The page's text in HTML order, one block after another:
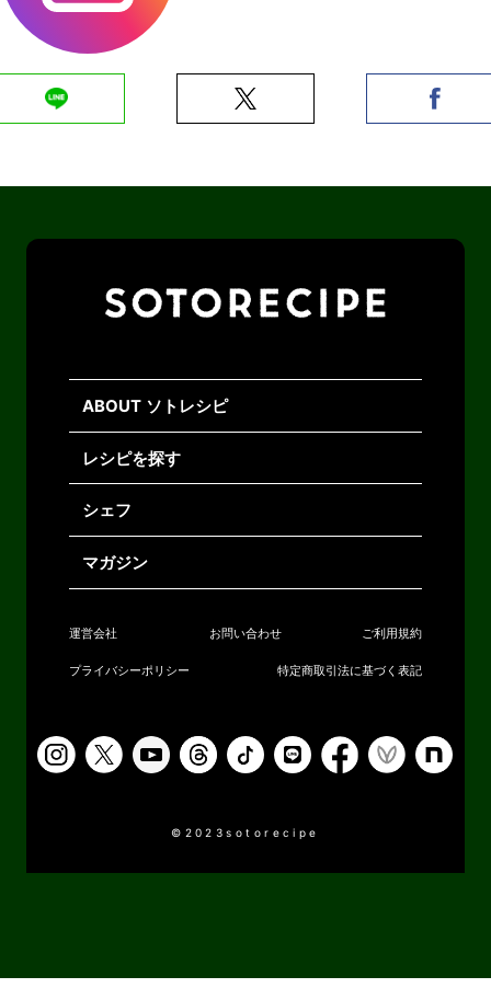
ABOUT ソトレシピ
レシピを探す
シェフ
マガジン
運営会社 お問い合わせ ご利用規約
プライバシーポリシー 特定商取引法に基づく表記
©2023sotorecipe